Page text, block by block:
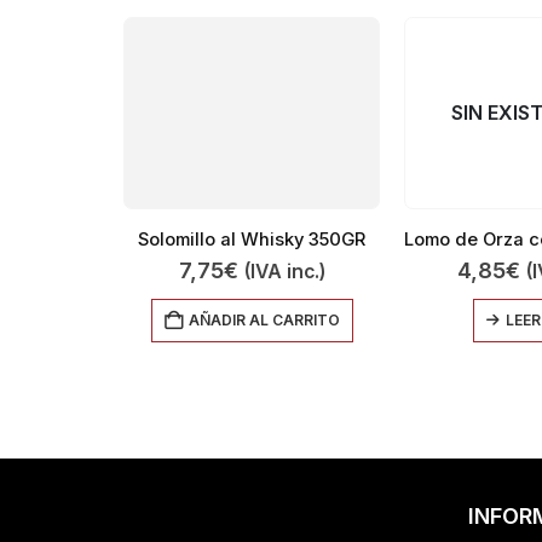
Solomillo al Whisky 350GR
7,75€ (IVA inc.)
AÑADIR AL CARRITO
SIN
4,85€